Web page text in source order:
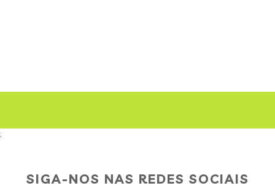
;
SIGA-NOS NAS REDES SOCIAIS